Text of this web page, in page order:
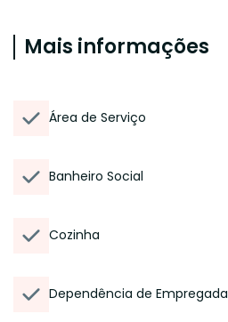
Mais informações
Área de Serviço
Banheiro Social
Cozinha
Dependência de Empregada